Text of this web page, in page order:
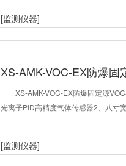
[监测仪器]
XS-AMK-VOC-EX防爆固
XS-AMK-VOC-EX防爆固定源
光离子PID高精度气体传感器2、八寸
[监测仪器]